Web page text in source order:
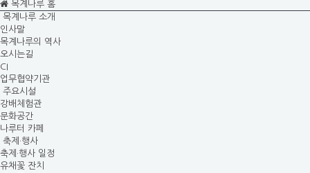
목계나루 홈
목계나루 소개
인사말
목계나루의 역사
오시는길
CI
업무협약기관
주요시설
강배체험관
문화공간
나루터 카페
축제·행사
축제·행사 일정
유채꽃 잔치